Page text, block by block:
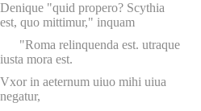
Denique "quid propero? Scythia
est, quo mittimur," inquam
"Roma relinquenda est. utraque
iusta mora est.
Vxor in aeternum uiuo mihi uiua
negatur,